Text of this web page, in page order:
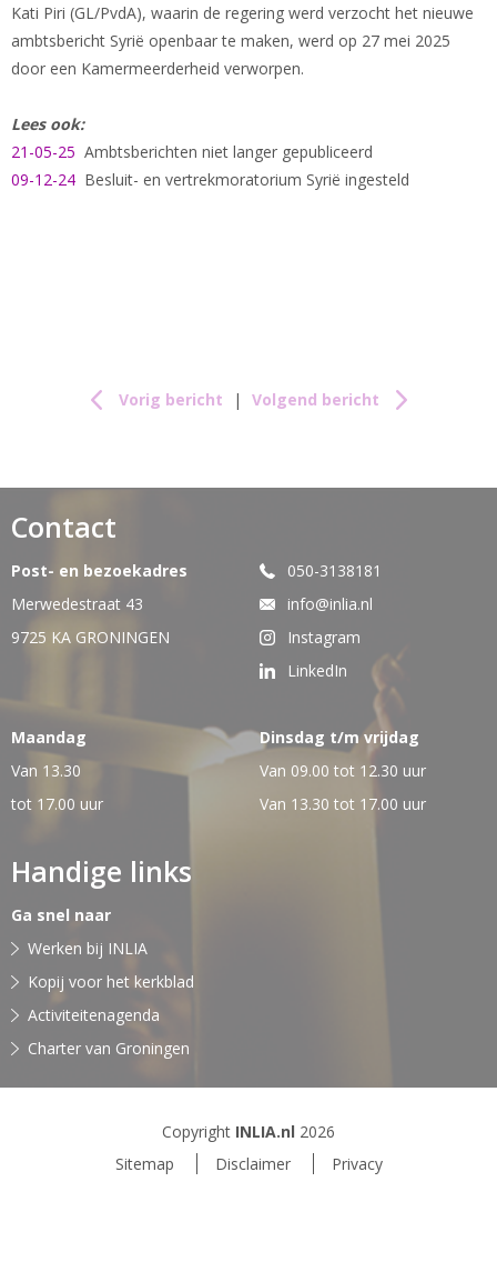
Kati Piri (GL/PvdA), waarin de regering werd verzocht het nieuwe
ambtsbericht Syrië openbaar te maken, werd op 27 mei 2025
door een Kamermeerderheid verworpen.
Lees ook:
21-05-25 Ambtsberichten niet langer gepubliceerd
09-12-24 Besluit- en vertrekmoratorium Syrië ingesteld
Vorig bericht | Volgend bericht
Contact
Post- en bezoekadres
Merwedestraat 43
9725 KA GRONINGEN
050-3138181
info@inlia.nl
Instagram
LinkedIn
Maandag
Van 13.30
tot 17.00 uur
Dinsdag t/m vrijdag
Van 09.00 tot 12.30 uur
Van 13.30 tot 17.00 uur
Handige links
Ga snel naar
Werken bij INLIA
Kopij voor het kerkblad
Activiteitenagenda
Charter van Groningen
Copyright INLIA.nl 2026
Sitemap
Disclaimer Privacy